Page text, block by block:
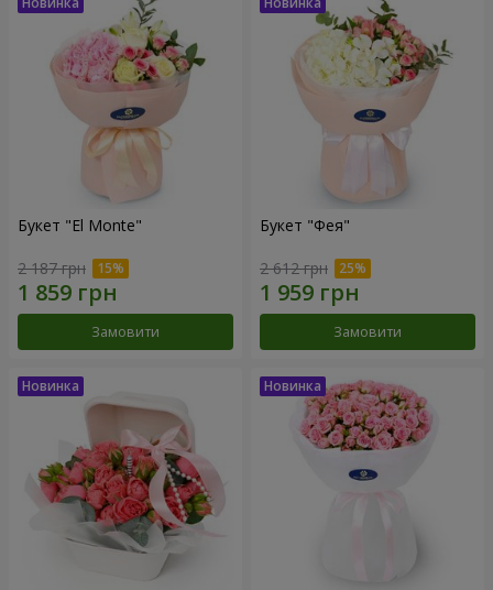
Букет "El Monte"
2 187 грн
Замовити
Букет "Фея"
2 612 грн
Замовити